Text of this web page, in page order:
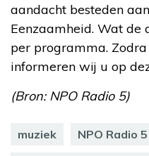
aandacht besteden
Eenzaamheid. Wat de
per programma.
informeren wij u op
(Bron: NPO Radio 5)
muziek NPO Radio 5